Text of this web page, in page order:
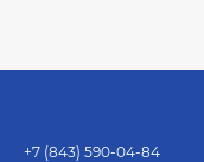
+7 (843) 590-04-84